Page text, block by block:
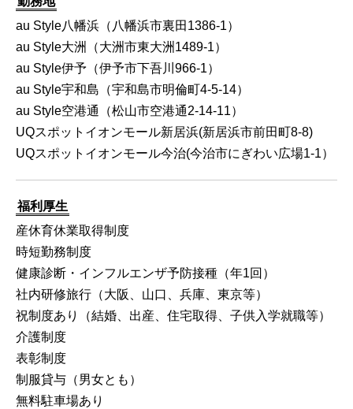
au Style八幡浜（八幡浜市裏田1386-1）
au Style大洲（大洲市東大洲1489-1）
au Style伊予（伊予市下吾川966-1）
au Style宇和島（宇和島市明倫町4-5-14）
au Style空港通（松山市空港通2-14-11）
UQスポットイオンモール新居浜(新居浜市前田町8-8)
UQスポットイオンモール今治(今治市にぎわい広場1-1）
福利厚生
産休育休業取得制度
時短勤務制度
健康診断・インフルエンザ予防接種（年1回）
社内研修旅行（大阪、山口、兵庫、東京等）
祝制度あり（結婚、出産、住宅取得、子供入学就職等）
介護制度
表彰制度
制服貸与（男女とも）
無料駐車場あり